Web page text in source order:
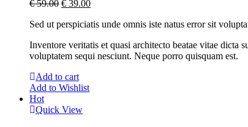
€59.00 € 39.00
Sed ut perspiciatis unde omnis iste natus error sit
Inventore veritatis et quasi architecto beatae vitae dicta
voluptatem sequi nesciunt. Neque porro quisquam est.
Add to cart
Add to Wishlist
Hot
Quick View